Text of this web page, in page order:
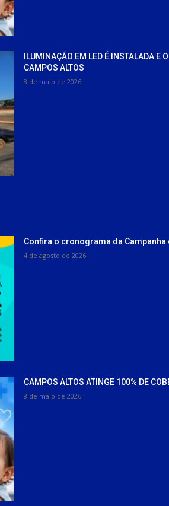
ILUMINAÇÃO EM LED É INSTALADA E
CAMPOS ALTOS
8 de maio de 2026
Confira o cronograma da
4 de agosto de 2026
CAMPOS ALTOS ATINGE 100% DE
8 de maio de 2026